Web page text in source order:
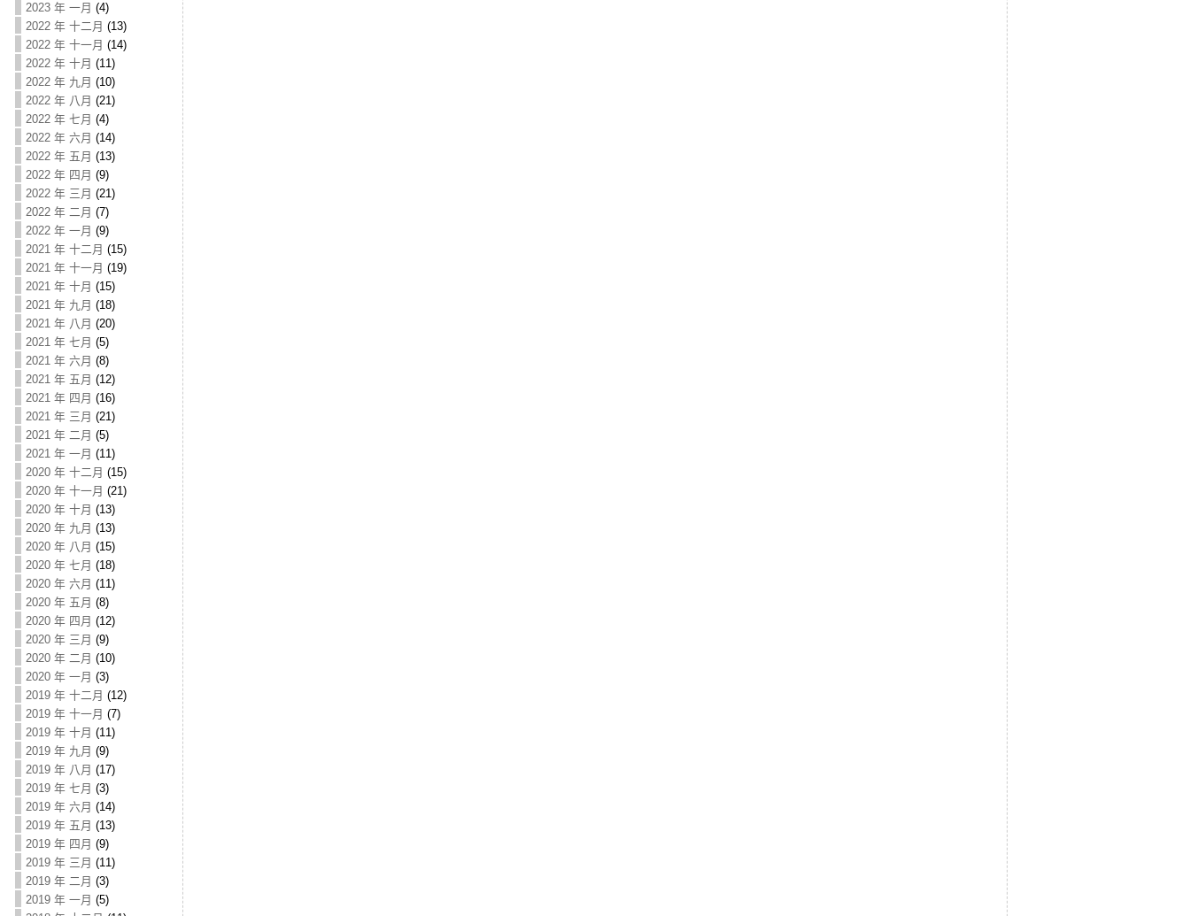
2023 年 一月 (4)
2022 年 十二月 (13)
2022 年 十一月 (14)
2022 年 十月 (11)
2022 年 九月 (10)
2022 年 八月 (21)
2022 年 七月 (4)
2022 年 六月 (14)
2022 年 五月 (13)
2022 年 四月 (9)
2022 年 三月 (21)
2022 年 二月 (7)
2022 年 一月 (9)
2021 年 十二月 (15)
2021 年 十一月 (19)
2021 年 十月 (15)
2021 年 九月 (18)
2021 年 八月 (20)
2021 年 七月 (5)
2021 年 六月 (8)
2021 年 五月 (12)
2021 年 四月 (16)
2021 年 三月 (21)
2021 年 二月 (5)
2021 年 一月 (11)
2020 年 十二月 (15)
2020 年 十一月 (21)
2020 年 十月 (13)
2020 年 九月 (13)
2020 年 八月 (15)
2020 年 七月 (18)
2020 年 六月 (11)
2020 年 五月 (8)
2020 年 四月 (12)
2020 年 三月 (9)
2020 年 二月 (10)
2020 年 一月 (3)
2019 年 十二月 (12)
2019 年 十一月 (7)
2019 年 十月 (11)
2019 年 九月 (9)
2019 年 八月 (17)
2019 年 七月 (3)
2019 年 六月 (14)
2019 年 五月 (13)
2019 年 四月 (9)
2019 年 三月 (11)
2019 年 二月 (3)
2019 年 一月 (5)